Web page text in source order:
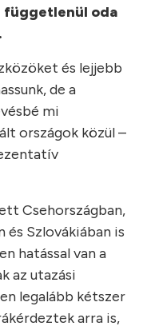
függetlenül oda
és lejjebb
de a
mi
országok közül –
Csehországban,
és Szlovákiában is
hatással van a
az utazási
legalább kétszer
arra is,